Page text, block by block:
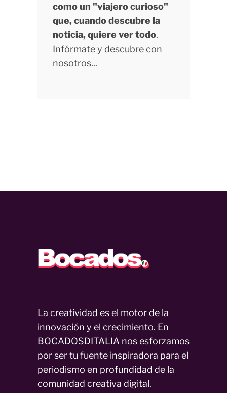
como un "viajero curioso"
que, cuando descubre la
noticia, quiere ver todo.
Infórmate y descubre con
nosotros...
La creatividad es el motor de la
innovación y el crecimiento. En
BOCADOSDITALIA nos esforzamos
por ser tu fuente inspiradora para el
periodismo en profundidad de la
comunidad creativa digital.